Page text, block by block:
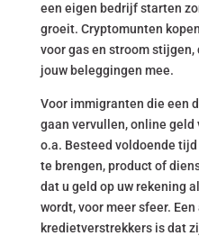
een eigen bedrijf starten
groeit. Cryptomunten
voor gas en stroom stijgen,
jouw beleggingen mee.
Voor immigranten die een
gaan vervullen, online
o.a. Besteed voldoende
te brengen, product of
dat u geld op uw rekening
wordt, voor meer sfeer.
kredietverstrekkers is dat